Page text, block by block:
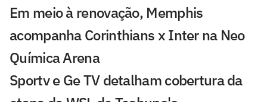
Em meio à renovação, Memphis
acompanha Corinthians x Inter na Neo
Química Arena
Sportv e Ge TV detalham cobertura da